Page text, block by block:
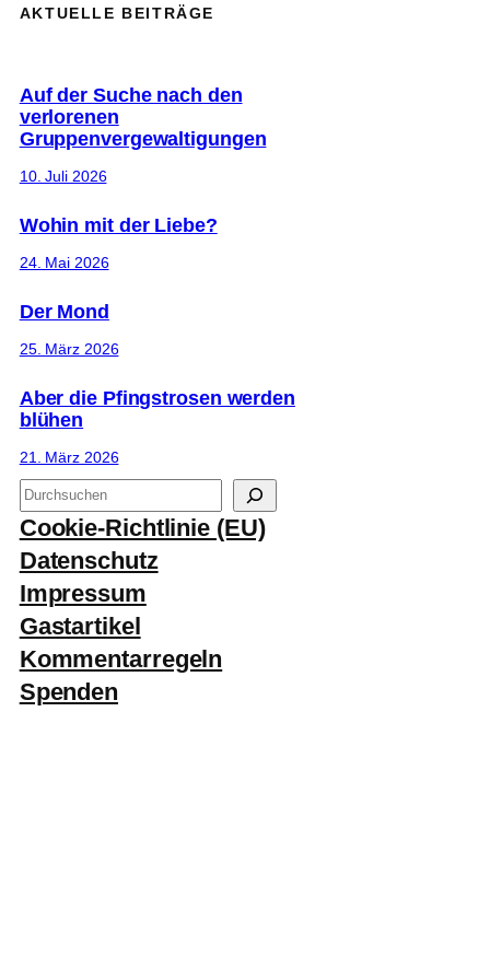
AKTUELLE BEITRÄGE
Auf der Suche nach den
verlorenen
Gruppenvergewaltigungen
10. Juli 2026
Wohin mit der Liebe?
24. Mai 2026
Der Mond
25. März 2026
Aber die Pfingstrosen werden
blühen
21. März 2026
S
u
c
h
e
n
Cookie-Richtlinie (EU)
Datenschutz
Impressum
Gastartikel
Kommentarregeln
Spenden